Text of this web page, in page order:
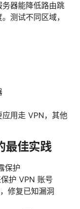
器能降低路由跳
测试不同区域，
用走 VPN，其他
最佳实践
保护
护 VPN 账号
修复已知漏洞